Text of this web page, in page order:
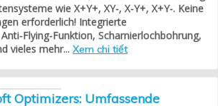
wie X+Y+, XY-, X-Y+, X+Y-. Keine
erforderlich! Integrierte
Flying-Funktion, Scharnierlochbohrung,
vieles mehr... Xem chi tiết
Optimizers: Umfassende